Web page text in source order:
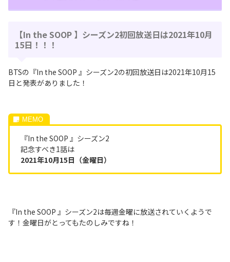
【In the SOOP 】シーズン2初回放送日は2021年10月
15日！！！
BTSの『In the SOOP 』シーズン2の初回放送日は2021年10月15
日と発表がありました！
『In the SOOP 』シーズン2
記念すべき1話は
2021年10月15日（金曜日）
『In the SOOP 』シーズン2は毎週金曜に放送されていくようで
す！金曜日がとってもたのしみですね！